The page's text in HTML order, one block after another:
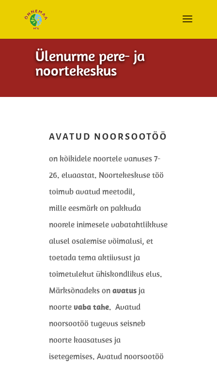
Ülenurme pere- ja
noortekeskus
AVATUD NOORSOOTÖÖ
on kõikidele noortele vanuses 7-
26. eluaastat. Noortekeskuse töö
toimub avatud meetodil,
mille eesmärk on pakkuda
noorele inimesele vabatahtlikkuse
alusel osalemise võimalusi, et
toetada tema aktiivsust ja
toimetulekut ühiskondlikus elus.
Märksõnadeks onavatusja
noorte vaba tahe. Avatud
noorsootöö tugevus seisneb
noorte kaasatuses ja
isetegemises. Avatud noorsootöö